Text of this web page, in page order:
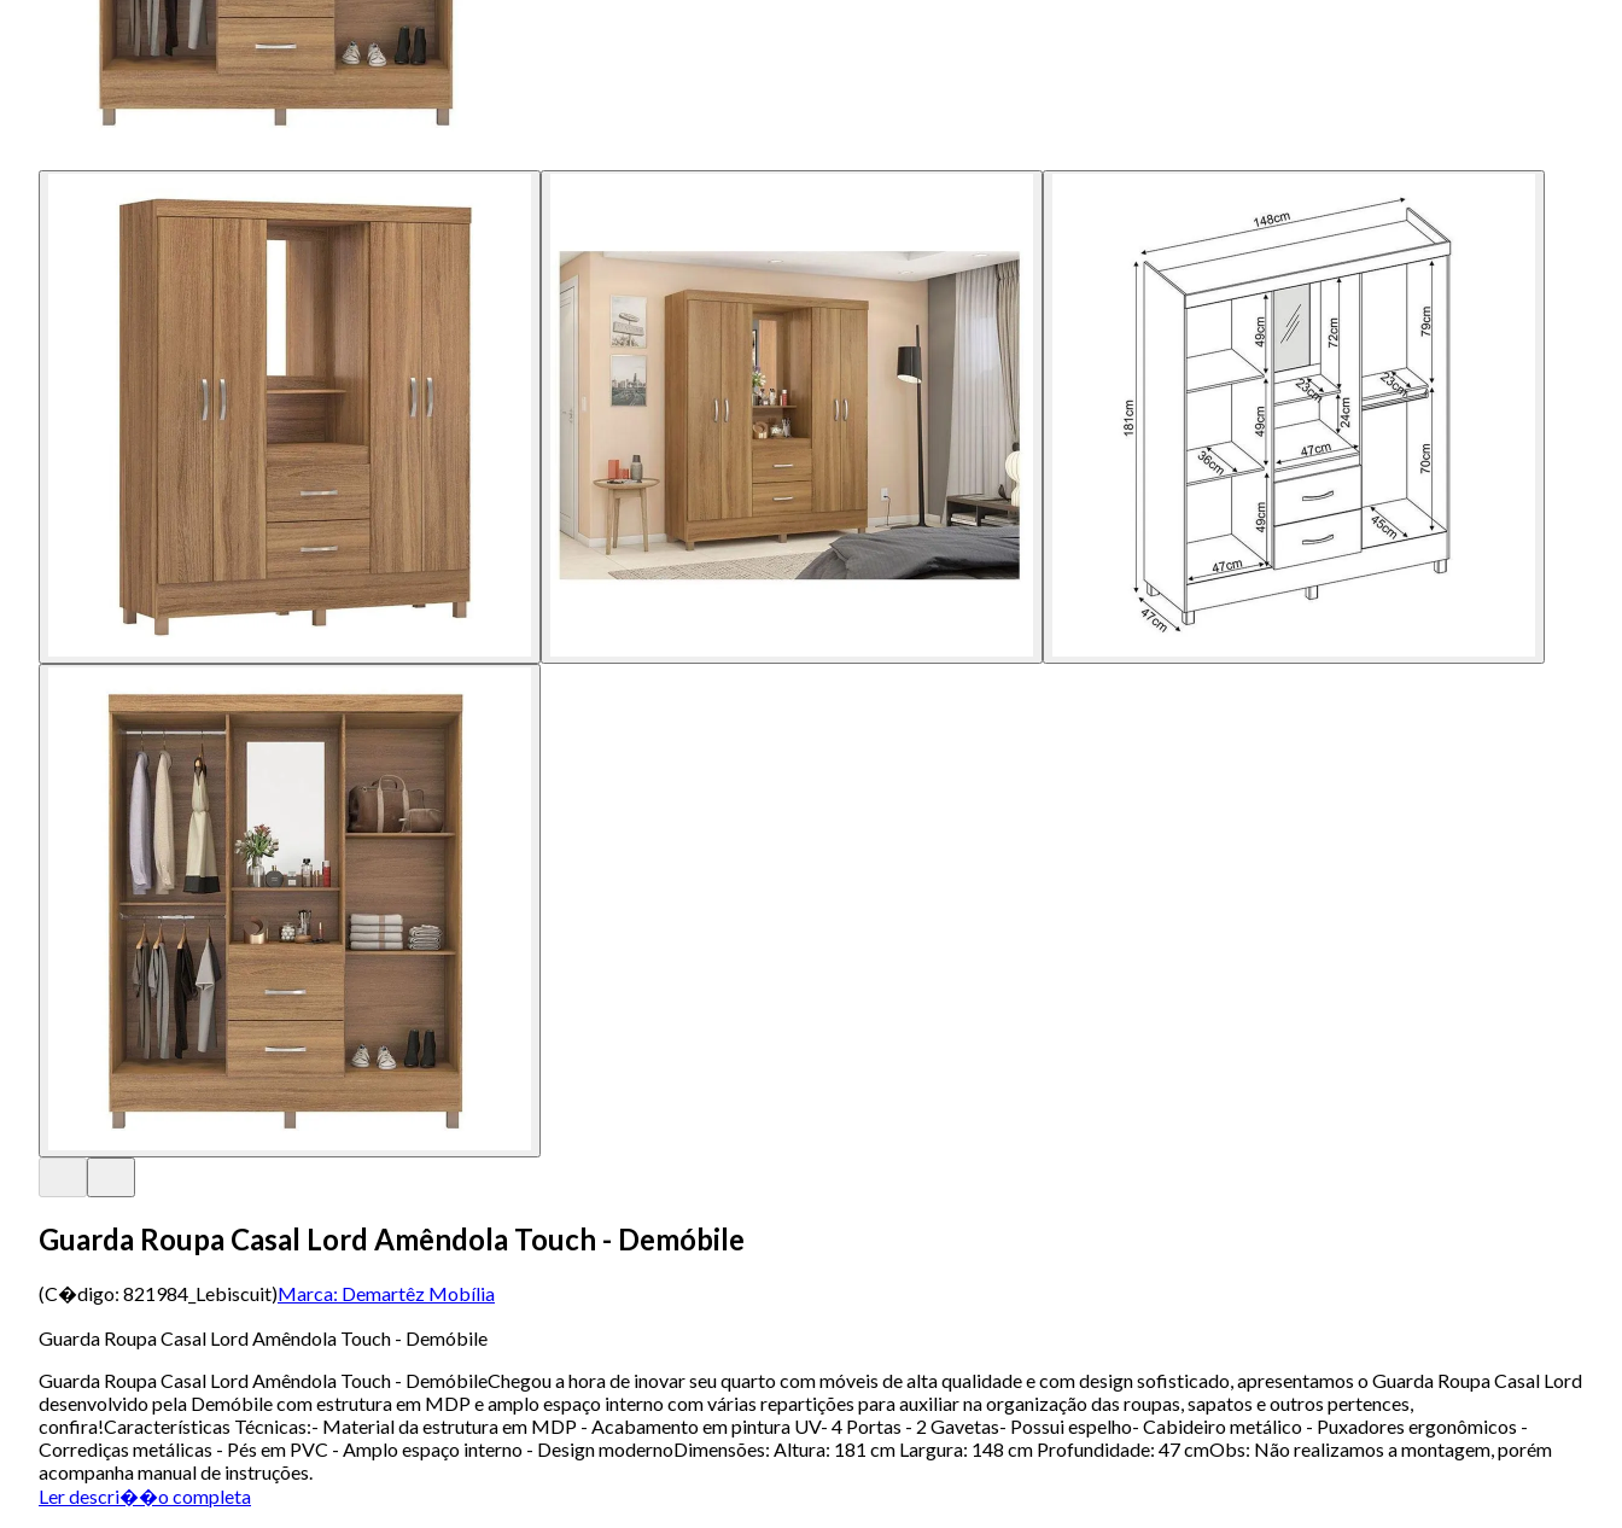
Guarda Roupa Casal Lord Amêndola Touch - Demóbile
(C�digo: 821984_Lebiscuit)Marca: Demartêz Mobília
Guarda Roupa Casal Lord Amêndola Touch - Demóbile
Guarda Roupa Casal Lord Amêndola Touch - DemóbileChegou a hora de inovar seu quarto com móveis de alta qualidade e com design sofisticado, apresentamos o Guarda Roupa Casal Lord
desenvolvido pela Demóbile com estrutura em MDP e amplo espaço interno com várias repartições para auxiliar na organização das roupas, sapatos e outros pertences,
confira!Características Técnicas:- Material da estrutura em MDP - Acabamento em pintura UV- 4 Portas - 2 Gavetas- Possui espelho- Cabideiro metálico - Puxadores ergonômicos -
Corrediças metálicas - Pés em PVC - Amplo espaço interno - Design modernoDimensões: Altura: 181 cm Largura: 148 cm Profundidade: 47 cmObs: Não realizamos a montagem, porém
acompanha manual de instruções.
Ler descri��o completa